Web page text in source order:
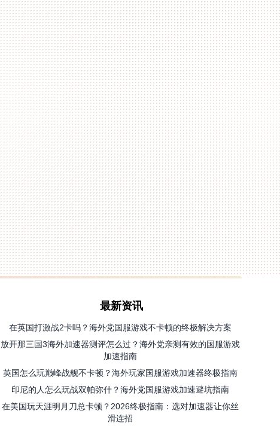
最新资讯
在英国打激战2卡吗？海外党国服游戏不卡顿的终极解决方案
放开那三国3海外加速器测评怎么过？海外党亲测有效的国服游戏
加速指南
英国怎么玩巅峰战舰不卡顿？海外玩家国服游戏加速器终极指南
印尼的人怎么玩战双帕弥什？海外党国服游戏加速避坑指南
在美国玩天涯明月刀总卡顿？2026终极指南：选对加速器让你丝
滑连招